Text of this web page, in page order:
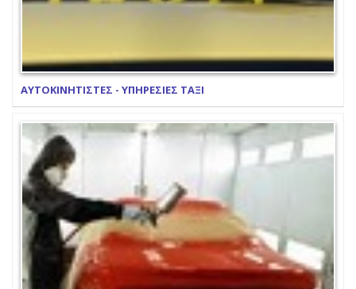
ΑΥΤΟΚΙΝΗΤΙΣΤΕΣ - ΥΠΗΡΕΣΙΕΣ ΤΑΞΙ